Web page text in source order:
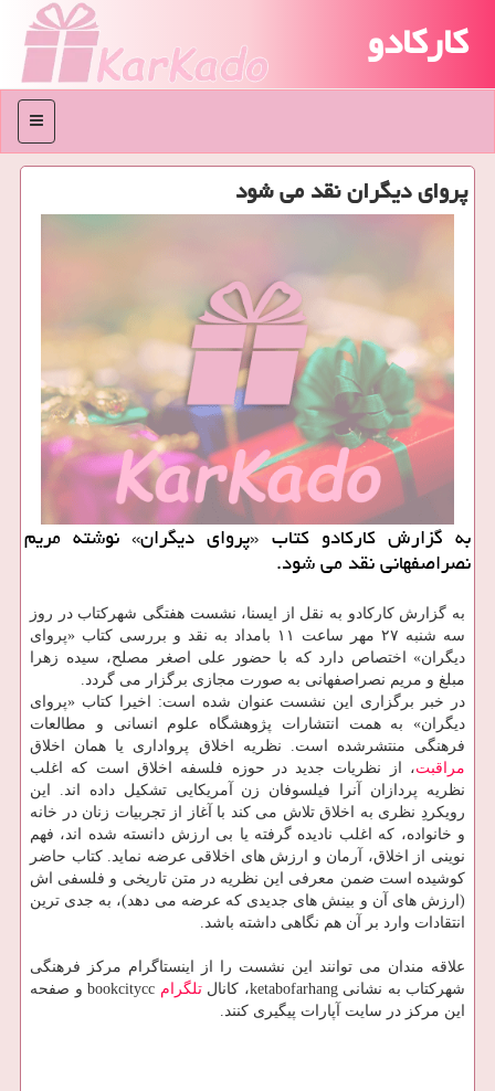
کارکادو
منو
پروای دیگران نقد می شود
به گزارش کارکادو کتاب «پروای دیگران» نوشته مریم
نصراصفهانی نقد می شود.
به گزارش کارکادو به نقل از ایسنا، نشست هفتگی شهرکتاب در روز
سه شنبه ۲۷ مهر ساعت ۱۱ بامداد به نقد و بررسی کتاب «پروای
دیگران» اختصاص دارد که با حضور علی اصغر مصلح، سیده زهرا
مبلغ و مریم نصراصفهانی به صورت مجازی برگزار می گردد.
در خبر برگزاری این نشست عنوان شده است: اخیرا کتاب «پروای
دیگران» به همت انتشارات پژوهشگاه علوم انسانی و مطالعات
فرهنگی منتشرشده است. نظریه اخلاق پرواداری یا همان اخلاق
مراقبت، از نظریات جدید در حوزه فلسفه اخلاق است که اغلب
نظریه پردازان آنرا فیلسوفان زن آمریکایی تشکیل داده اند. این
رویکردِ نظری به اخلاق تلاش می کند با آغاز از تجربیات زنان در خانه
و خانواده، که اغلب نادیده گرفته یا بی ارزش دانسته شده اند، فهم
نوینی از اخلاق، آرمان و ارزش های اخلاقی عرضه نماید. کتاب حاضر
کوشیده است ضمن معرفی این نظریه در متن تاریخی و فلسفی اش
(ارزش های آن و بینش های جدیدی که عرضه می دهد)، به جدی ترین
انتقادات وارد بر آن هم نگاهی داشته باشد.
علاقه مندان می توانند این نشست را از اینستاگرام مرکز فرهنگی
شهرکتاب به نشانی ketabofarhang، کانال
تلگرام
bookcitycc و صفحه
این مرکز در سایت آپارات پیگیری کنند.